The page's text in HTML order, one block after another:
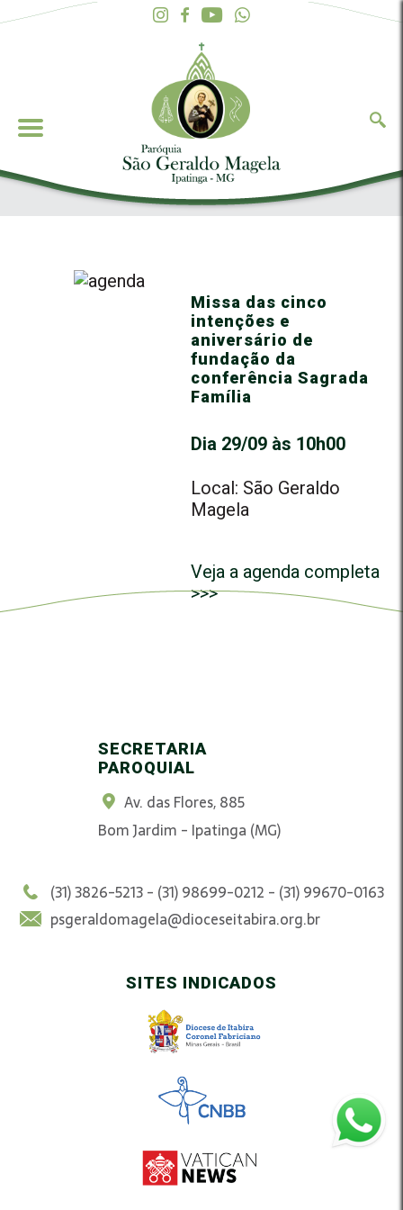
Missa das cinco
intenções e
aniversário de
fundação da
conferência Sagrada
Família
Dia 29/09 às 10h00
Local: São Geraldo
Magela
Veja a agenda completa
>>>
SECRETARIA
PAROQUIAL
Av. das Flores, 885
Bom Jardim - Ipatinga (MG)
(31) 3826-5213 - (31) 98699-0212 - (31) 99670-0163
psgeraldomagela@dioceseitabira.org.br
SITES INDICADOS